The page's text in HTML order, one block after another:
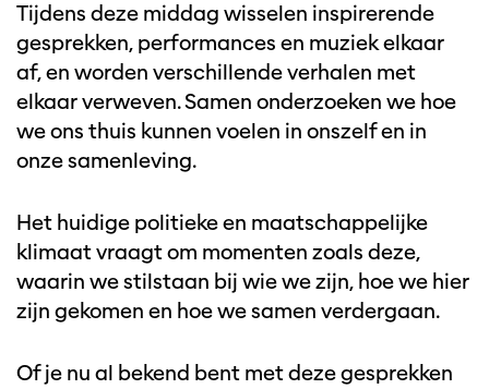
Tijdens deze middag wisselen inspirerende
gesprekken, performances en muziek elkaar
af, en worden verschillende verhalen met
elkaar verweven. Samen onderzoeken we hoe
we ons thuis kunnen voelen in onszelf en in
onze samenleving.
Het huidige politieke en maatschappelijke
klimaat vraagt om momenten zoals deze,
waarin we stilstaan bij wie we zijn, hoe we hier
zijn gekomen en hoe we samen verdergaan.
Of je nu al bekend bent met deze gesprekken